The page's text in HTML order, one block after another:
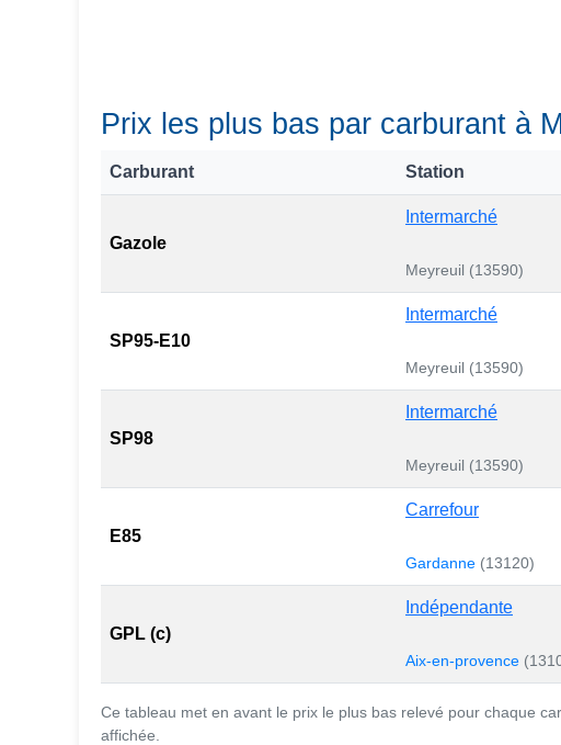
Prix les plus bas par carburant à
Carburant Station
Gazole
Intermarché
Meyreuil (13590)
SP95-E10
Intermarché
Meyreuil (13590)
SP98
Intermarché
Meyreuil (13590)
E85
Carrefour
Gardanne (13120)
GPL (c)
Indépendante
Aix-en-provence
Ce tableau met en avant le prix le plus bas relevé pour chaque
affichée.